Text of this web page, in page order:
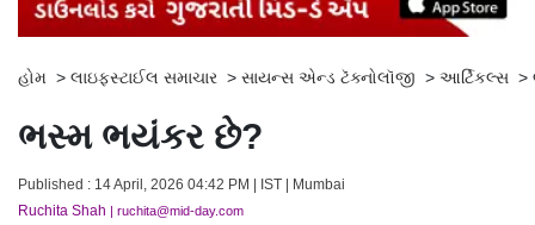
હોમ > લાઇફસ્ટાઈલ સમાચાર > સાયન્સ એન્ડ ટૅક્નોલૉજી > આર્ટિકલ્સ >
ભસ્મ ભયંકર છે?
Published : 14 April, 2026 04:42 PM | IST | Mumbai
Ruchita Shah | ruchita@mid-day.com